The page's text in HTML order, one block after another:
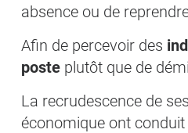
absence ou de
Afin de percevoir des
poste plutôt que de
La recrudescence de ses
économique ont